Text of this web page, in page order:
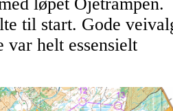
til start. Gode
var helt essensielt